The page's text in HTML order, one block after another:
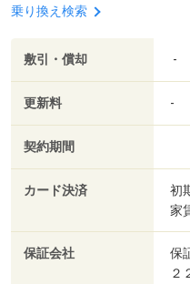
乗り換え検索
敷引・償却 -
更新料 -
契約期間
カード決済
初
家
保証会社
保
２